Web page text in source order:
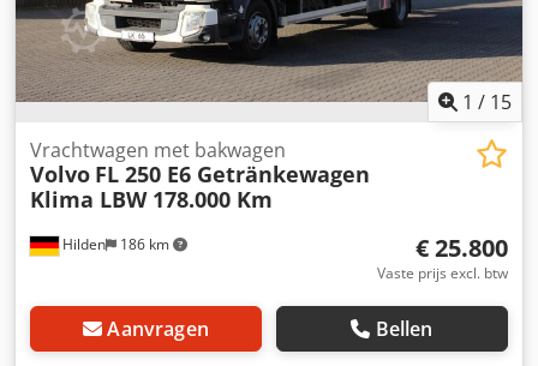
staat: Zeer goed Technische staat: Zeer goed Optische
staat: Zeer goed Chedpfx Apezcd Ebjysa
1 / 15
Hilden 186 km
Vrachtwagen met bakwagen
Volvo FL 250 E6 Getränkewagen
Klima LBW 178.000 Km
€ 25.800
Vaste prijs excl. btw
Aanvragen Bellen